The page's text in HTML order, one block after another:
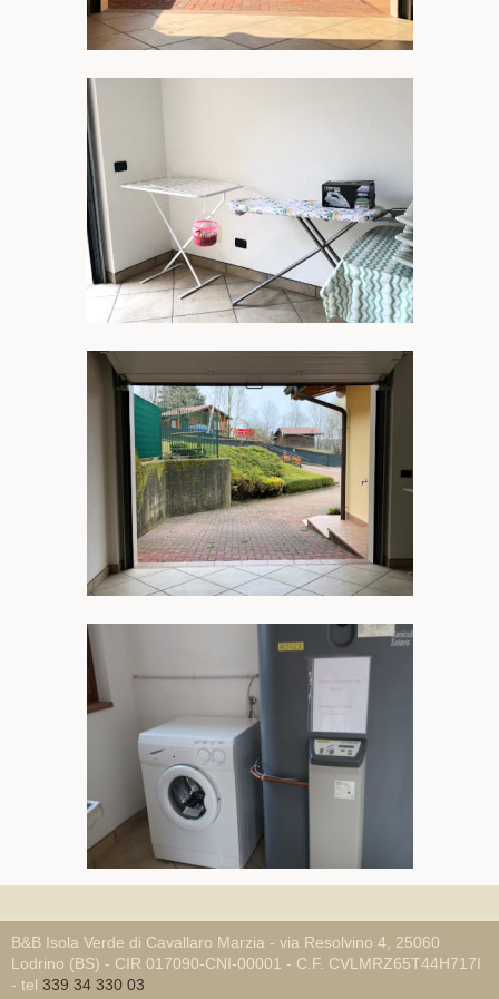
B&B Isola Verde di Cavallaro Marzia - via Resolvino 4, 25060
Lodrino (BS) - CIR 017090-CNI-00001 - C.F. CVLMRZ65T44H717I
- tel 339 34 330 03